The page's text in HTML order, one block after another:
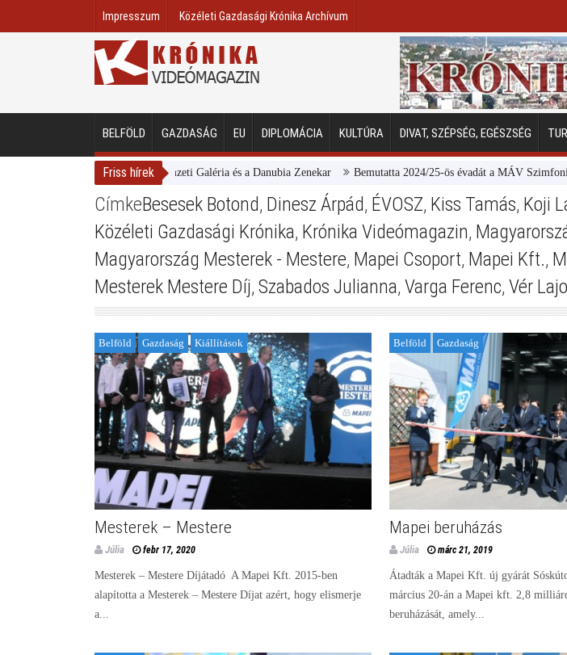
Impresszum Közéleti Gazdasági Krónika Archívum
BELFÖLD GAZDASÁG EU DIPLOMÁCIA KULTÚRA DIVAT, SZÉPSÉG, EGÉSZSÉG
Friss hírek
Magyar Nemzeti Galéria és a Danubia Zenekar Bemutatta 2024/25-ös évadát a MÁV Szimfonikus
CímkeBesesek Botond, Dinesz Árpád, ÉVOSZ, Kiss Tamás, Koji
Közéleti Gazdasági Krónika, Krónika Videómagazin,
Magyarország Mesterek - Mestere, Mapei Csoport, Mapei Kft.,
Mesterek Mestere Díj, Szabados Julianna, Varga Ferenc, Vér
Belföld Gazdaság Kiállítások
Mesterek – Mestere
Júlia febr 17, 2020
Mesterek – Mestere Díjátadó A Mapei Kft. 2015-ben
alapította a Mesterek – Mestere Díjat azért, hogy elismerje
a...
Belföld Gazdaság
Mapei beruházás
Júlia márc 21, 2019
Átadták a Mapei Kft. új gyárát
március 20-án a Mapei kft. 2,8
beruházását, amely...